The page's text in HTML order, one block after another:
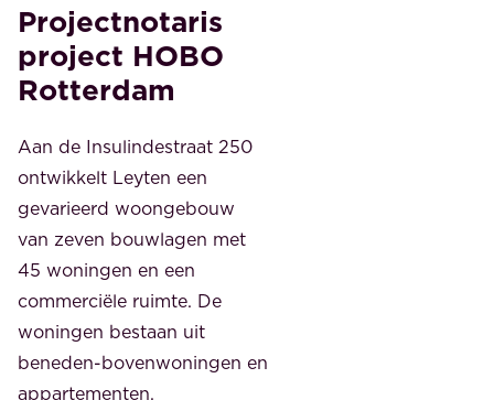
Projectnotaris
project HOBO
Rotterdam
Aan de Insulindestraat 250
ontwikkelt Leyten een
gevarieerd woongebouw
van zeven bouwlagen met
45 woningen en een
commerciële ruimte. De
woningen bestaan uit
beneden-bovenwoningen en
appartementen.